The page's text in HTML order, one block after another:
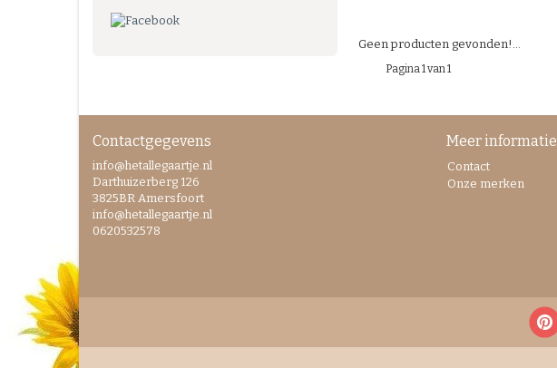
Geen producten gevonden!...
Pagina 1 van 1
Contactgegevens
info@hetallegaartje.nl
Darthuizerberg 126
3825BR Amersfoort
info@hetallegaartje.nl
0620532578
Meer informatie
Contact
Onze merken